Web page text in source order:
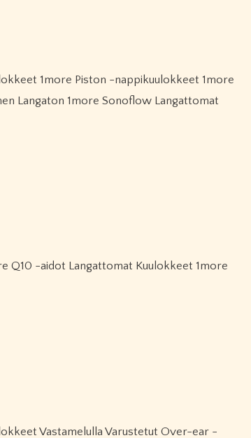
Langaton 1more Sonoflow Langattomat